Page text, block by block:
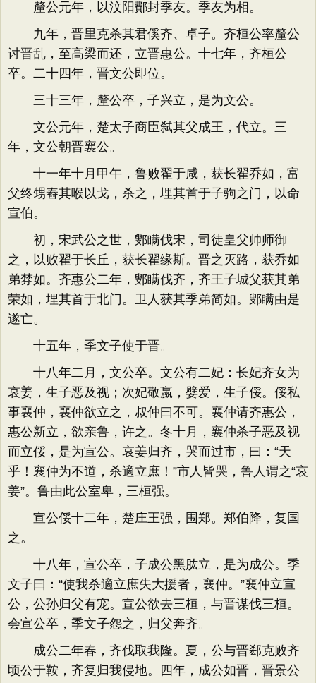
釐公元年，以汶阳鄪封季友。季友为相。
九年，晋里克杀其君傒齐、卓子。齐桓公率釐公
讨晋乱，至高梁而还，立晋惠公。十七年，齐桓公
卒。二十四年，晋文公即位。
三十三年，釐公卒，子兴立，是为文公。
文公元年，楚太子商臣弑其父成王，代立。三
年，文公朝晋襄公。
十一年十月甲午，鲁败翟于咸，获长翟乔如，富
父终甥舂其喉以戈，杀之，埋其首于子驹之门，以命
宣伯。
初，宋武公之世，鄋瞒伐宋，司徒皇父帅师御
之，以败翟于长丘，获长翟缘斯。晋之灭路，获乔如
弟棼如。齐惠公二年，鄋瞒伐齐，齐王子城父获其弟
荣如，埋其首于北门。卫人获其季弟简如。鄋瞒由是
遂亡。
十五年，季文子使于晋。
十八年二月，文公卒。文公有二妃：长妃齐女为
哀姜，生子恶及视；次妃敬嬴，嬖爱，生子俀。俀私
事襄仲，襄仲欲立之，叔仲曰不可。襄仲请齐惠公，
惠公新立，欲亲鲁，许之。冬十月，襄仲杀子恶及视
而立俀，是为宣公。哀姜归齐，哭而过市，曰：“天
乎！襄仲为不道，杀適立庶！”市人皆哭，鲁人谓之“哀
姜”。鲁由此公室卑，三桓强。
宣公俀十二年，楚庄王强，围郑。郑伯降，复国
之。
十八年，宣公卒，子成公黑肱立，是为成公。季
文子曰：“使我杀適立庶失大援者，襄仲。”襄仲立宣
公，公孙归父有宠。宣公欲去三桓，与晋谋伐三桓。
会宣公卒，季文子怨之，归父奔齐。
成公二年春，齐伐取我隆。夏，公与晋郄克败齐
顷公于鞍，齐复归我侵地。四年，成公如晋，晋景公